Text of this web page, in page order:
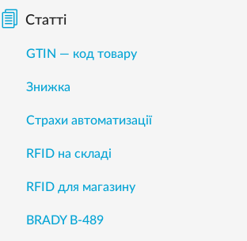
Статті
GTIN — код товару
Знижка
Страхи автоматизації
RFID на складі
RFID для магазину
BRADY B-489